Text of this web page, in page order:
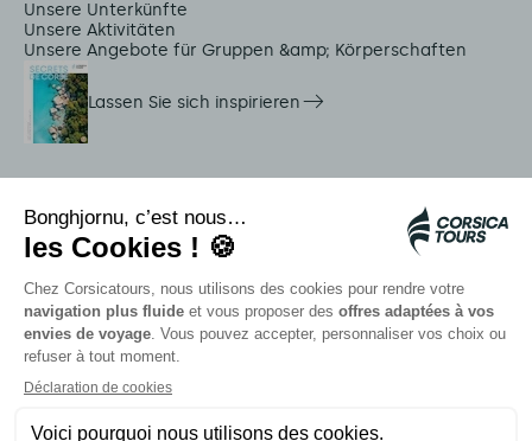
Unsere Unterkünfte
Unsere Aktivitäten
Unsere Angebote für Gruppen &amp; Körperschaften
Lassen Sie sich inspirieren
Citadina Shuttles
Quallenalarm
Autocars rapides bleus
Kontaktieren Sie unsere Berater